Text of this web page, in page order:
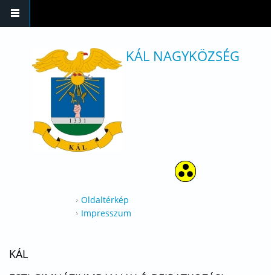
KÁL NAGYKÖZSÉG
Oldaltérkép
Impresszum
KÁL